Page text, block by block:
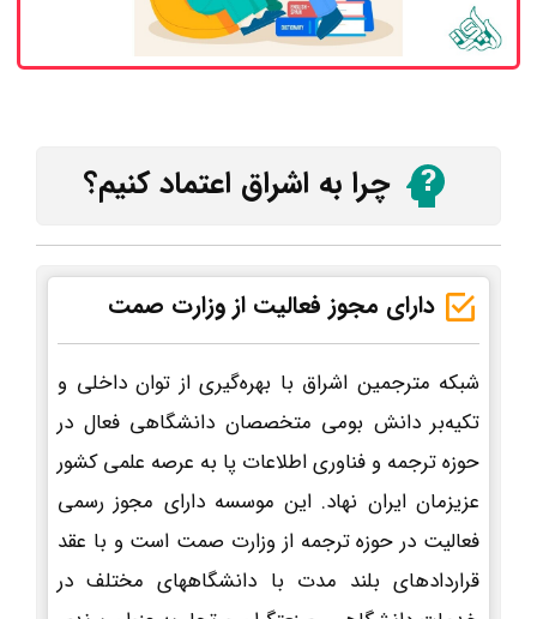
چرا به اشراق اعتماد کنیم؟
دارای مجوز فعالیت از وزارت صمت
شبکه مترجمین اشراق با بهره‌گیری از توان داخلی و
تکیه‌بر دانش بومی متخصصان دانشگاهی فعال در
حوزه ترجمه و فناوری اطلاعات پا به عرصه علمی کشور
عزیزمان ایران نهاد. این موسسه دارای مجوز رسمی
فعالیت در حوزه ترجمه از وزارت صمت است و با عقد
قراردادهای بلند مدت با دانشگاههای مختلف در